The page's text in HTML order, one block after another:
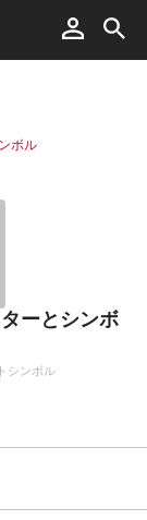
ボル
ーとシンボ
シンボル